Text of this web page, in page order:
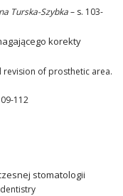
Turska-Szybka– s. 103-
korekty
of prosthetic area.
112
stomatologii